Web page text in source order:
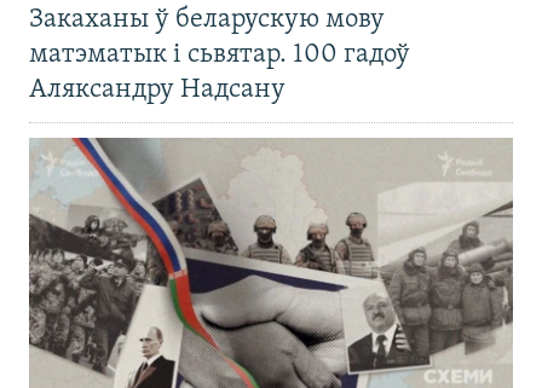
Закаханы ў беларускую мову
матэматык і сьвятар. 100 гадоў
Аляксандру Надсану